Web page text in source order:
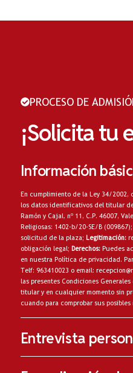
PROCESO DE
¡Solicita tu
Información
En cumplimiento de la Ley 34/2002,
los datos identificativos del titular del
Ramón y Cajal, nº 11, C.P. 46007,
Religiosas: 1402-b/20-SE/B (009867);
solicitud de la plaza; Legitimación:
obligación legal; Derechos: Puedes
en nuestra Política de privacidad.
Telf: 963410023 o email:
las presentes Condiciones
titular y en cualquier momento sin
cuando para comprobar sus
Entrevista